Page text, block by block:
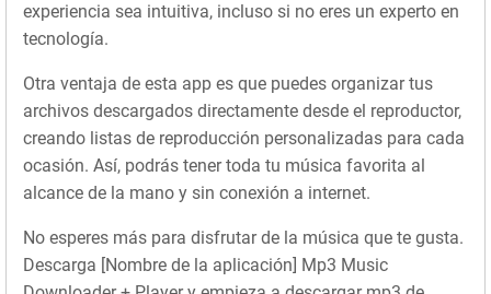
experiencia sea intuitiva, incluso si no eres un experto en
tecnología.
Otra ventaja de esta app es que puedes organizar tus
archivos descargados directamente desde el reproductor,
creando listas de reproducción personalizadas para cada
ocasión. Así, podrás tener toda tu música favorita al
alcance de la mano y sin conexión a internet.
No esperes más para disfrutar de la música que te gusta.
Descarga [Nombre de la aplicación] Mp3 Music